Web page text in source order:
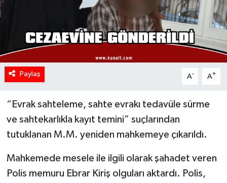
Paylaş A- A+
“Evrak sahteleme, sahte evrakı tedavüle sürme
ve sahtekarlıkla kayıt temini” suçlarından
tutuklanan M.M. yeniden mahkemeye çıkarıldı.
Mahkemede mesele ile ilgili olarak şahadet veren
Polis memuru Ebrar Kiriş olguları aktardı. Polis,